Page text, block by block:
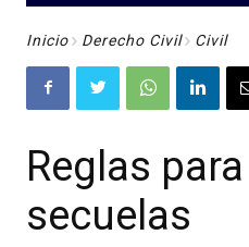
Inicio Derecho Civil Civil
Reglas
secuelas